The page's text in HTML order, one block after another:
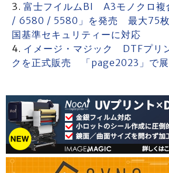
富士フイルムBI A3モノクロ
/ 6580 / 5580」を発売 最大75枚
国基準セキュリティーに対応
イメージ・マジック DTFプリ
クを正式販売 「page2023」で展